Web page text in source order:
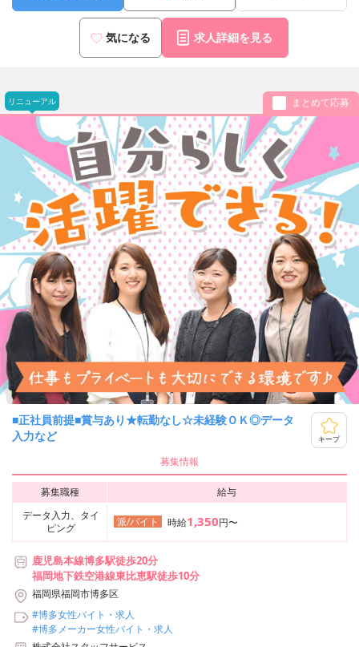
気になる 求人詳細を見る
リニューアル まとめて応募
■正社員前提■賞与あり★転勤なし☆未経験ＯＫ◎データ
入力など
キープ
募集情報
募集職種
給与
データ入力、タイ
ピング
派/バイト 時給1,350円〜
鹿児島本線博多駅徒歩20分
福岡地下鉄空港線東比恵駅徒歩10分
福岡県福岡市博多区
#博多女性バイト・求人
#博多メーカー女性バイト・求人